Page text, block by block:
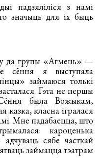
падзяліліся з намі
значыць для іх быць
да групы «Агмень» —
сёння я выступала
займаюся толькі
Гэта не першы
была Вожыкам,
класна ігралася
Мне падабаецца, што
кароценька
сябе часткай
займацца тэатрам